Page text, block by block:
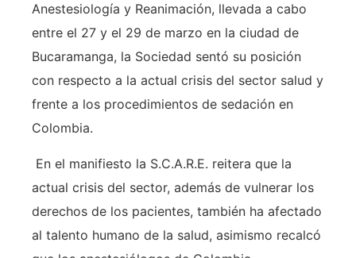
Anestesiología y Reanimación, llevada a cabo
entre el 27 y el 29 de marzo en la ciudad de
Bucaramanga, la Sociedad sentó su posición
con respecto a la actual crisis del sector salud y
frente a los procedimientos de sedación en
Colombia.
En el manifiesto la S.C.A.R.E. reitera que la
actual crisis del sector, además de vulnerar los
derechos de los pacientes, también ha afectado
al talento humano de la salud, asimismo recalcó